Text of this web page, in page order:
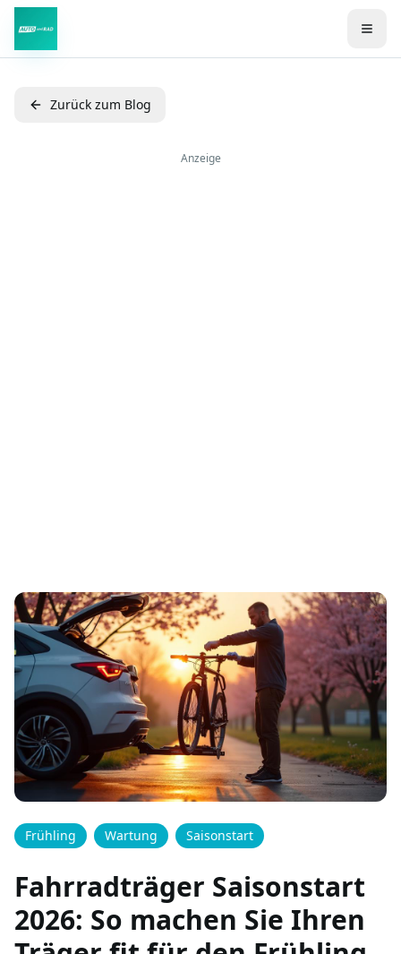
Zum Hauptinhalt springen
Zurück zum Blog
Anzeige
Frühling Wartung Saisonstart
Fahrradträger Saisonstart
2026: So machen Sie Ihren